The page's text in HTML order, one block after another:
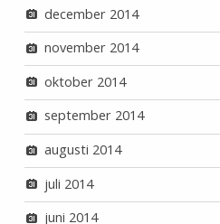
december 2014
november 2014
oktober 2014
september 2014
augusti 2014
juli 2014
juni 2014